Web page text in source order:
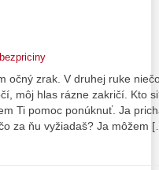
očný zrak. V druhej ruke
môj hlas rázne zakričí. Kto
Ti pomoc ponúknuť. Ja
za ňu vyžiadaš? Ja môžem